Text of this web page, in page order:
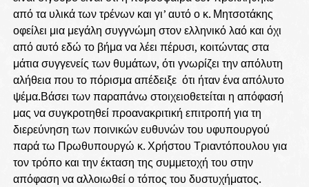
από τα υλικά των τρένων και γι’ αυτό ο κ. Μητσοτάκης
οφείλει μια μεγάλη συγγνώμη στον ελληνικό λαό και όχι
από αυτό εδώ το βήμα να λέει πέρυσι, κοιτώντας στα
μάτια συγγενείς των θυμάτων, ότι γνωρίζει την απόλυτη
αλήθεια που το πόρισμα απέδειξε ότι ήταν ένα απόλυτο
ψέμα.Βάσει των παραπάνω στοιχειοθετείται η απόφασή
μας να συγκροτηθεί προανακριτική επιτροπή για τη
διερεύνηση των ποινικών ευθυνών του υφυπουργού
παρά τω Πρωθυπουργώ κ. Χρήστου Τριαντόπουλου για
τον τρόπο και την έκταση της συμμετοχή του στην
απόφαση να αλλοιωθεί ο τόπος του δυστυχήματος.